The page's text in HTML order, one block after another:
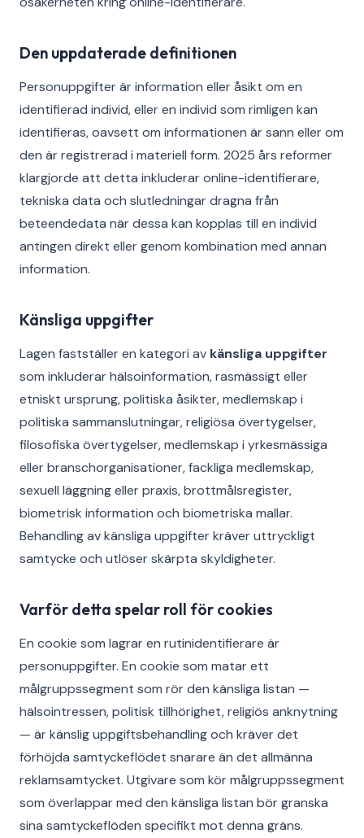
Den uppdaterade definitionen
Personuppgifter är information eller åsikt om en
identifierad individ, eller en individ som rimligen kan
identifieras, oavsett om informationen är sann eller om
den är registrerad i materiell form. 2025 års reformer
klargjorde att detta inkluderar online-identifierare,
tekniska data och slutledningar dragna från
beteendedata när dessa kan kopplas till en individ
antingen direkt eller genom kombination med annan
information.
Känsliga uppgifter
Lagen fastställer en kategori av känsliga uppgifter
som inkluderar hälsoinformation, rasmässigt eller
etniskt ursprung, politiska åsikter, medlemskap i
politiska sammanslutningar, religiösa övertygelser,
filosofiska övertygelser, medlemskap i yrkesmässiga
eller branschorganisationer, fackliga medlemskap,
sexuell läggning eller praxis, brottmålsregister,
biometrisk information och biometriska mallar.
Behandling av känsliga uppgifter kräver uttryckligt
samtycke och utlöser skärpta skyldigheter.
Varför detta spelar roll för cookies
En cookie som lagrar en rutinidentifierare är
personuppgifter. En cookie som matar ett
målgruppssegment som rör den känsliga listan —
hälsointressen, politisk tillhörighet, religiös anknytning
— är känslig uppgiftsbehandling och kräver det
förhöjda samtyckeflödet snarare än det allmänna
reklamsamtycket. Utgivare som kör målgruppssegment
som överlappar med den känsliga listan bör granska
sina samtyckeflöden specifikt mot denna gräns.